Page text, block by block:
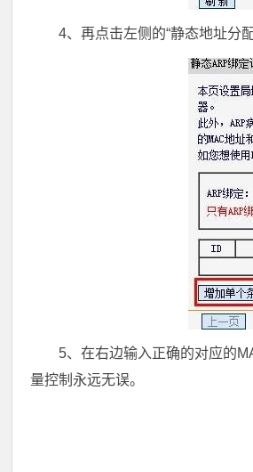
4、再点击左侧的“静态地址分
5、在右边输入正确的对应的
量控制永远无误。